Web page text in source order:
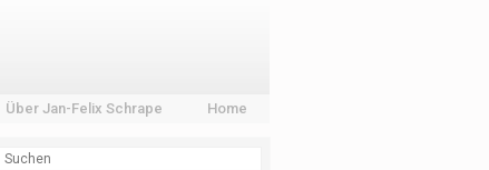
Home
Über Jan-Felix Schrape